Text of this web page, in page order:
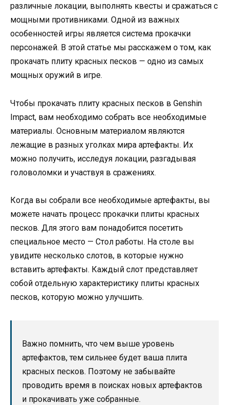
различные локации, выполнять квесты и сражаться с
мощными противниками. Одной из важных
особенностей игры является система прокачки
персонажей. В этой статье мы расскажем о том, как
прокачать плиту красных песков — одно из самых
мощных оружий в игре.
Чтобы прокачать плиту красных песков в Genshin
Impact, вам необходимо собрать все необходимые
материалы. Основным материалом являются
лежащие в разных уголках мира артефакты. Их
можно получить, исследуя локации, разгадывая
головоломки и участвуя в сражениях.
Когда вы собрали все необходимые артефакты, вы
можете начать процесс прокачки плиты красных
песков. Для этого вам понадобится посетить
специальное место — Стол работы. На столе вы
увидите несколько слотов, в которые нужно
вставить артефакты. Каждый слот представляет
собой отдельную характеристику плиты красных
песков, которую можно улучшить.
Важно помнить, что чем выше уровень
артефактов, тем сильнее будет ваша плита
красных песков. Поэтому не забывайте
проводить время в поисках новых артефактов
и прокачивать уже собранные.